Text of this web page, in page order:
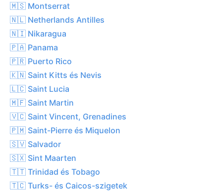
🇲🇸 Montserrat
🇳🇱 Netherlands Antilles
🇳🇮 Nikaragua
🇵🇦 Panama
🇵🇷 Puerto Rico
🇰🇳 Saint Kitts és Nevis
🇱🇨 Saint Lucia
🇲🇫 Saint Martin
🇻🇨 Saint Vincent, Grenadines
🇵🇲 Saint-Pierre és Miquelon
🇸🇻 Salvador
🇸🇽 Sint Maarten
🇹🇹 Trinidad és Tobago
🇹🇨 Turks- és Caicos-szigetek